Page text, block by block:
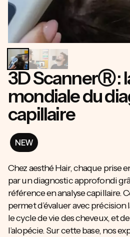
3D ScannerⓇ :
mondiale du
capillaire
NEW
Chez aesthé Hair, chaque prise
par un diagnostic approfondi
référence en analyse capillaire.
permet d’évaluer avec précision
le cycle de vie des cheveux, et
l’alopécie. Sur cette base, nos